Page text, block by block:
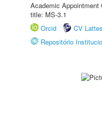
Academic Appointment
title: MS-3.1
Orcid
CV Lattes
Repositório